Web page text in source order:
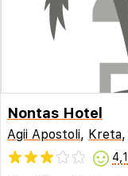
Nontas Hotel
Agii Apostoli, Kreta,
4,1